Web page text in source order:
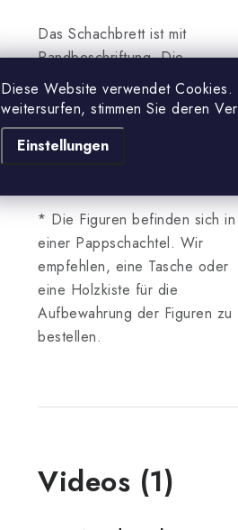
Diese Website verwendet
weitersurfen, stimmen Sie deren
Einstellungen
Das Schachbrett ist mit
Randbeschriftung. Die
Unterseite des Schachbretts ist
mit einer weichen Unterlage,
die ein geräuschloses
Auflegen ermöglicht und
* Die Figuren befinden sich in
einer Pappschachtel. Wir
empfehlen, eine Tasche oder
eine Holzkiste für die
Aufbewahrung der Figuren zu
bestellen.
Videos (1)